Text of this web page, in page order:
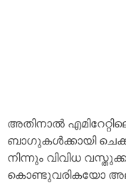
അതിനാൽ
ബാഗുകൾക്കായി
നിന്നും വിവിധ
കൊണ്ടുവരികയോ